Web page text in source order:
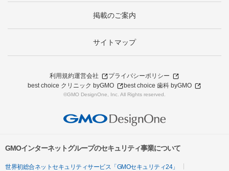
掲載のご案内
サイトマップ
利用規約運営会社
プライバシーポリシー
best choice クリニック byGMO
best choice 歯科 byGMO
©GMO DesignOne, Inc. All Rights reserved.
GMOインターネットグループのセキュリティ事業について
世界初総合ネットセキュリティサービス「GMOセキュリティ24」